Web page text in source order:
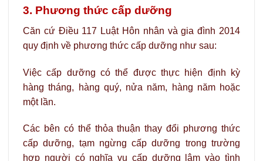
3. Phương thức cấp dưỡng
Căn cứ Điều 117 Luật Hôn nhân và gia đình 2014
quy định về phương thức cấp dưỡng như sau:
Việc cấp dưỡng có thể được thực hiện định kỳ
hàng tháng, hàng quý, nửa năm, hàng năm hoặc
một lần.
Các bên có thể thỏa thuận thay đổi phương thức
cấp dưỡng, tạm ngừng cấp dưỡng trong trường
hợp người có nghĩa vụ cấp dưỡng lâm vào tình